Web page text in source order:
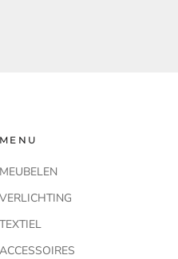
MENU
MEUBELEN
VERLICHTING
TEXTIEL
ACCESSOIRES